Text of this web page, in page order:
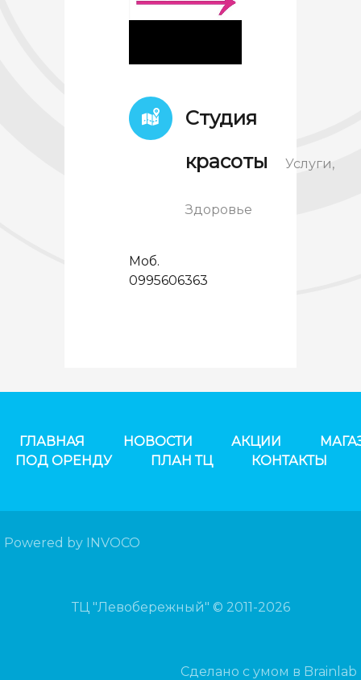
Студия
красоты
Услуги,
Здоровье
Моб.
0995606363
ГЛАВНАЯ НОВОСТИ АКЦИИ
ПОД ОРЕНДУ
ПЛАН ТЦ КОНТАКТЫ
Powered by INVOCO
ТЦ "Левобережный" © 2011-2026
Сделано с умом в Brainlab